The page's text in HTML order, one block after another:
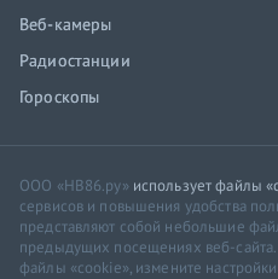
Веб-камеры
Радиостанции
Гороскопы
ООО «НВ86.ру» использует файлы
сервисов и повышения удобства
представляют собой небольшие
предыдущих посещениях веб-сайта.
файлы «cookie», измените